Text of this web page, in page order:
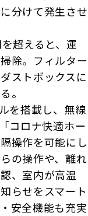
分けて発生させ
超えると、運
除。フィルター
ストボックスに
。
を搭載し、無線
コロナ快適ホー
操作を可能にし
の操作や、離れ
、室内が高温
らせをスマート
安全機能も充実